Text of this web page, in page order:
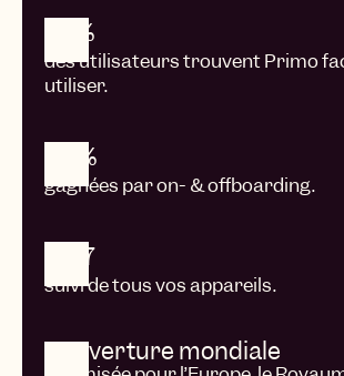
94%
des utilisateurs trouvent Primo
utiliser.
80%
gagnées par on- & offboarding.
24/7
suivi de tous vos appareils.
Couverture mondiale